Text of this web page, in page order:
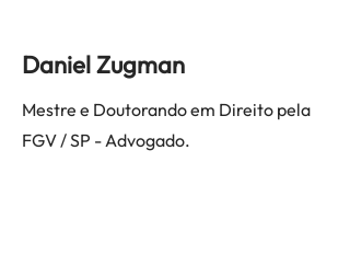
Daniel Zugman
Mestre e Doutorando em Direito pela
FGV / SP - Advogado.